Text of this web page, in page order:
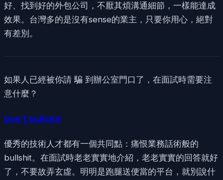
好、找到好的外包公司，不厭其煩溝通細節，一樣能達成
效果。台灣多的是沒有sense的業主，只要你用心，絕對
有差別。
如果人已經被你請 騙 到辦公室門口了，在面試時需要注
意什麼？
Don’t bullshit
優秀的技術人才都有一個共同點：痛恨業務話術般的
bullshit。在面試時老老實實地介紹，老老實實的回答就好
了，不要故弄玄虛。明明是跑腿送便當的平台，就別說什